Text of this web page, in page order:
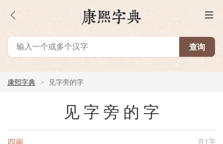
康熙字典 见字旁的字
见字旁的字
共1字